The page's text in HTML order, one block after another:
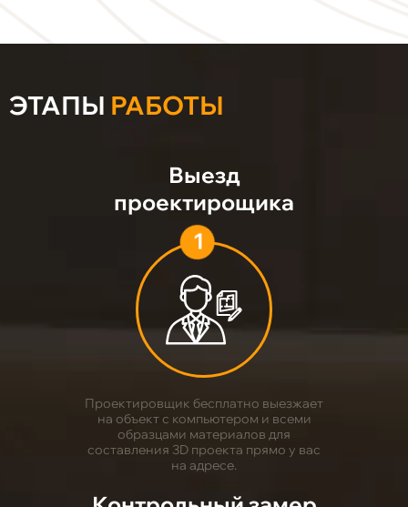
ЭТАПЫ РАБОТЫ
Выезд
проектирощика
1
Проектировщик бесплатно выезжает
на объект с компьютером и всеми
образцами материалов для
составления 3D проекта прямо у вас
на адресе.